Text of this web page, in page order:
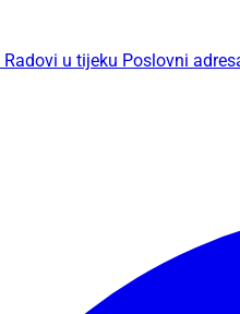
Radovi u tijeku Poslovni